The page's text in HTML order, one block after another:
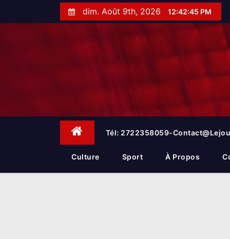
t
dim. Août 9th, 2026 12:42:46 PM
Tél: 2722358059-
Culture Sport À Propos